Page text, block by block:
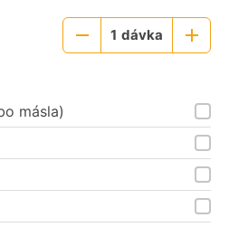
Menší
1 dávka
Větší
másla)